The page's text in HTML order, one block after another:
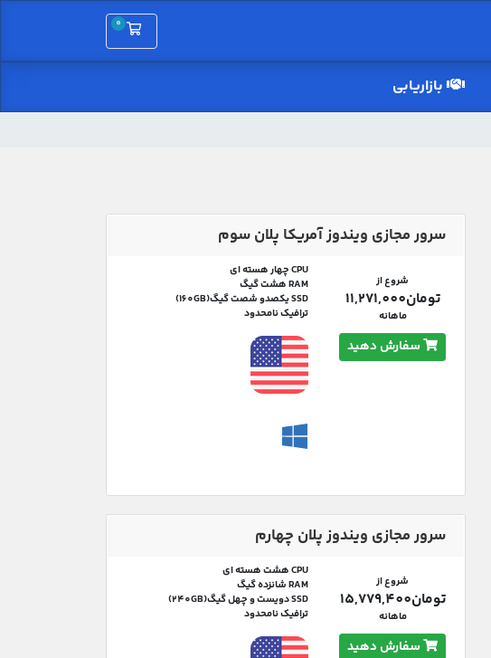
0
کارت خرید
بازاریابی
سرور مجازی ویندوز آمریکا پلان سوم
CPU چهار هسته ای
RAM هشت گیگ
SSD یکصدو شصت گیگ(160GB)
ترافیک نامحدود
شروع از
تومان11,271,000
ماهانه
سفارش دهید
سرور مجازی ویندوز پلان چهارم
CPU هشت هسته ای
RAM شانزده گیگ
SSD دویست و چهل گیگ(240GB)
ترافیک نامحدود
شروع از
تومان15,779,400
ماهانه
سفارش دهید